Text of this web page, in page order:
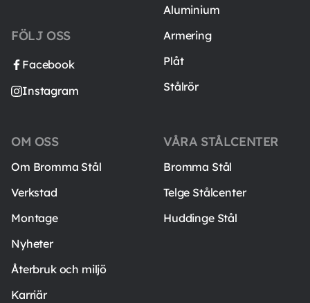
FÖLJ OSS
Facebook
Instagram
Aluminium
Armering
Plåt
Stålrör
VÅRA STÅLCENTER
Bromma Stål
Telge Stålcenter
Huddinge Stål
OM OSS
Om Bromma Stål
Verkstad
Montage
Nyheter
Återbruk och miljö
Karriär